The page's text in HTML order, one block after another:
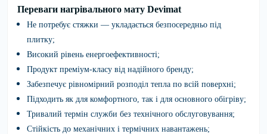
Переваги нагрівального мату Devimat
Не потребує стяжки — укладається безпосередньо під
плитку;
Високий рівень енергоефективності;
Продукт преміум-класу від надійного бренду;
Забезпечує рівномірний розподіл тепла по всій поверхні;
Підходить як для комфортного, так і для основного обігріву;
Тривалий термін служби без технічного обслуговування;
Стійкість до механічних і термічних навантажень;